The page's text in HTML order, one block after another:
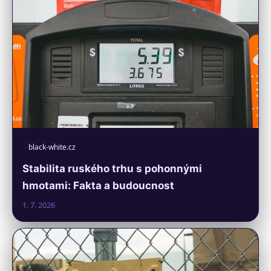
black-white.cz
Stabilita ruského trhu s pohonnými
hmotami: Fakta a budoucnost
1. 7. 2026